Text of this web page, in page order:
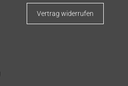
Vertrag widerrufen